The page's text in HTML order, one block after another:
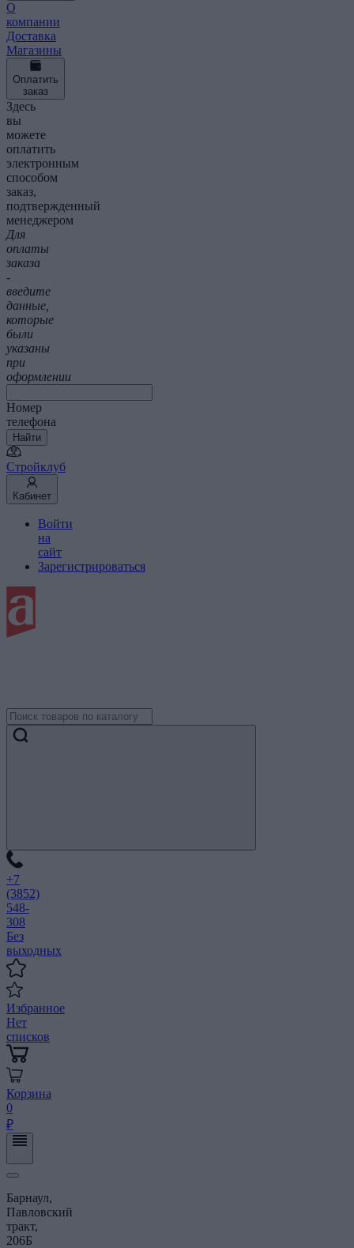
О
компании
Доставка
Магазины
Оплатить
заказ
Здесь
вы
можете
оплатить
электронным
способом
заказ,
подтвержденный
менеджером
Для
оплаты
заказа
-
введите
данные,
которые
были
указаны
при
оформлении
Номер
телефона
Найти
Стройклуб
Кабинет
Войти
на
сайт
Зарегистрироваться
+7
(3852)
548-
308
Без
выходных
Избранное
Нет
списков
Корзина
0
₽
Барнаул,
Павловский
тракт,
206Б